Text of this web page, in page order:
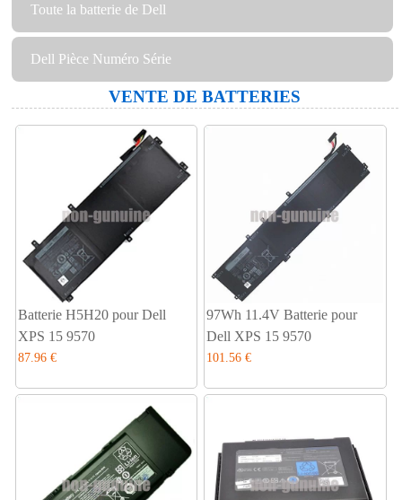
Toute la batterie de Dell
Dell Pièce Numéro Série
VENTE DE BATTERIES
Batterie H5H20 pour Dell
XPS 15 9570
87.96 €
97Wh 11.4V Batterie pour
Dell XPS 15 9570
101.56 €